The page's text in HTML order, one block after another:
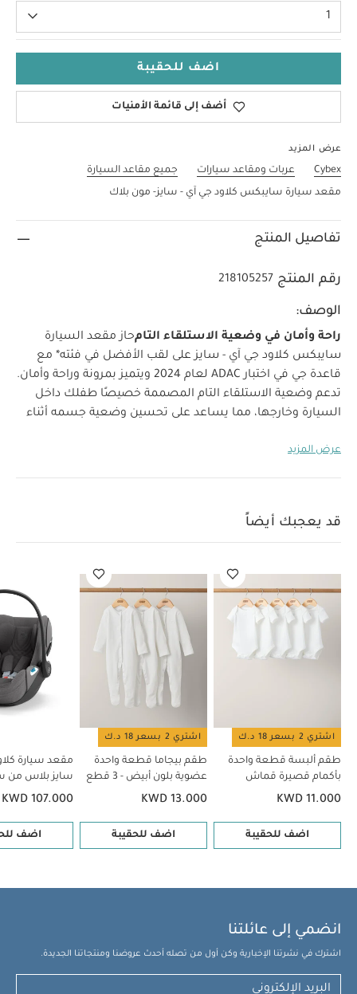
1
اضف للحقيبة
أضف إلى قائمة الأمنيات
عرض المزيد
Cybex عربات ومقاعد سيارات
جميع مقاعد السيارة
مقعد سيارة سايبكس كلاود جي آي - سايز- مون بلاك
تفاصيل المنتج
رقم المنتج 218105257
الوصف:
راحة وأمان في وضعية الاستلقاء التامحاز مقعد السيارة
سايبكس كلاود جي آي - سايز على لقب الأفضل في فئته* مع
قاعدة جي في اختبار ADAC لعام 2024 ويتميز بمرونة وراحة وأمان.
تدعم وضعية الاستلقاء التام المصممة خصيصًا طفلك داخل
السيارة وخارجها، مما يساعد على تحسين وضعية جسمه أثناء
إضافية بفضل نظام الحماية الجانبية الخطي بلس الذي يوفر
طفلك أثناء الرحلات العائلية. باعتباره جزءًا مجموعة منتجات جي
فإن قاعدة جي تتناسب مع كل من مقعد السيارة للأطفال
الصغار كلاود جي آي - سايز و سيرونا جي آي - سايز، مما يوفر
الدعم لطفلك حتى يبلغ من العمر 4 سنوات.
مواصفات المنتج:
الفئة العمرية:
من الولادة وحتى 24 شهرًا تقريبًا
طول
وزن الطفل:
الحد الأقصى 13
UN R129/03 قد يعجبك أيضاً:
طقم
طقم بيجاما قطعة واحدة عضوية بلون أبيض - 3 قطع
تي آي سايز بلاس من سايبكس - رمادي مقعد سيارة سايبكس سيرونا تي
آي سايز بلاس مع مظلة واقية من الشمس - أسود
مقعد سيارة
سايبكس كلاود جي آي سايز للرضع - رمادي
عرض المزيد
قد يعجبك أيضاً
اشتري 2 بسعر 18 د.ك
طقم ألبسة قطعة واحدة
بأكمام قصيرة قماش
عضوي بلون أبيض - 5 قطع
KWD 11.000
اضف للحقيبة
اشتري 2 بسعر 18 د.ك
طقم بيجاما قطعة واحدة
عضوية بلون أبيض - 3 قطع
KWD 13.000
اضف للحقيبة
مقعد سيارة
سايز بلاس من
رمادي
KWD 107.000
اضف
انضمي إلى عائلتنا
اشترك في نشرتنا الإخبارية وكن أول من تصله أحدث عروضنا ومنتجاتنا الجديدة.